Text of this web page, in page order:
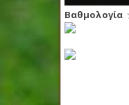
Βαθμολογία